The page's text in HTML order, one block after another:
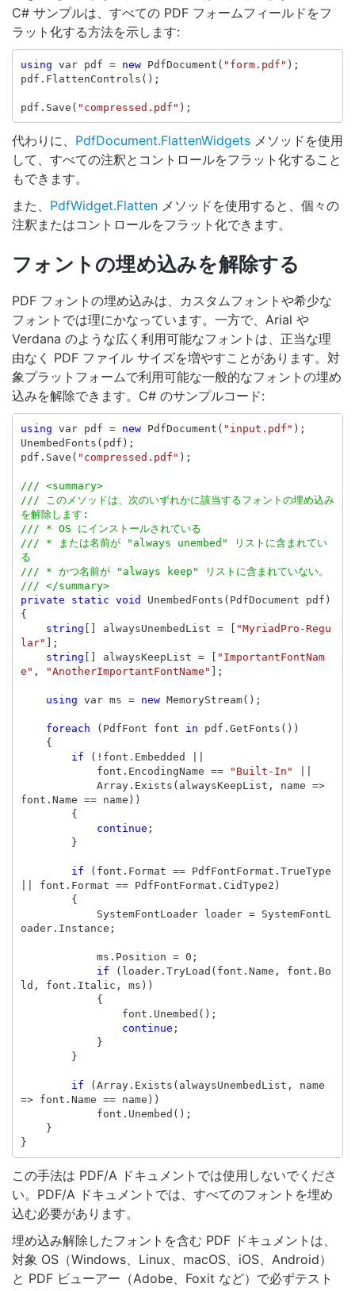
C# サンプルは、すべての PDF フォームフィールドをフ
ラット化する方法を示します:
using var pdf = new PdfDocument ( "form.pdf" );
pdf . FlattenControls ();
pdf . Save ( "compressed.pdf" );
代わりに、 PdfDocument.FlattenWidgets メソッドを使用
して、すべての注釈とコントロールをフラット化すること
もできます。
また、 PdfWidget.Flatten メソッドを使用すると、個々の
注釈またはコントロールをフラット化できます。
フォントの埋め込みを解除する
PDF フォントの埋め込みは、カスタムフォントや希少な
フォントでは理にかなっています。一方で、Arial や
Verdana のような広く利用可能なフォントは、正当な理
由なく PDF ファイル サイズを増やすことがあります。対
象プラットフォームで利用可能な一般的なフォントの埋め
込みを解除できます。C# のサンプルコード:
using var pdf = new PdfDocument ( "input.pdf" );
UnembedFonts ( pdf );
pdf . Save ( "compressed.pdf" );
/// <summary>
/// このメソッドは、次のいずれかに該当するフォントの埋め込み
を解除します:
/// * OS にインストールされている
/// * または名前が "always unembed" リストに含まれてい
る
/// * かつ名前が "always keep" リストに含まれていない。
/// </summary>
private
static void UnembedFonts ( PdfDocument pdf )
{
string
alwaysUnembedList =
"MyriadPro-Regu
lar" ];
string
alwaysKeepList =
"ImportantFontNam
e" , "AnotherImportantFontName" ];
using var ms = new MemoryStream();
foreach ( PdfFont font in pdf . GetFonts ())
{
if
(! font . Embedded
font . EncodingName == "Built-In"
Array. Exists ( alwaysKeepList , name =>
font . Name == name ))
{
continue ;
}
if ( font . Format == PdfFontFormat . TrueType
font . Format == PdfFontFormat . CidType2 )
{
SystemFontLoader
loader =
SystemFontL
oader. Instance ;
ms . Position = 0 ;
if
( loader. TryLoad ( font . Name , font . Bo
ld , font . Italic , ms ))
{
font . Unembed ();
continue ;
}
}
if ( Array. Exists ( alwaysUnembedList ,
name
=>
font . Name == name ))
font . Unembed ();
}
}
この手法は PDF/A ドキュメントでは使用しないでくださ
い。PDF/A ドキュメントでは、すべてのフォントを埋め
込む必要があります。
埋め込み解除したフォントを含む PDF ドキュメントは、
対象 OS（Windows、Linux、macOS、iOS、Android）
と PDF ビューアー（Adobe、Foxit など）で必ずテスト